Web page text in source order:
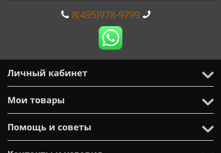
8(495)978-9799
Личный кабинет
Мои товары
Помощь и советы